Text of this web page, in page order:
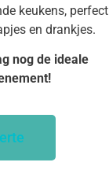
keukens, perfect
en drankjes.
nog de ideale